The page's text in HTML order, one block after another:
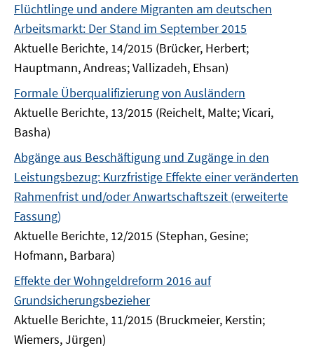
Flüchtlinge und andere Migranten am deutschen
Arbeitsmarkt: Der Stand im September 2015
Aktuelle Berichte, 14/2015 (Brücker, Herbert;
Hauptmann, Andreas; Vallizadeh, Ehsan)
Formale Überqualifizierung von Ausländern
Aktuelle Berichte, 13/2015 (Reichelt, Malte; Vicari,
Basha)
Abgänge aus Beschäftigung und Zugänge in den
Leistungsbezug: Kurzfristige Effekte einer veränderten
Rahmenfrist und/oder Anwartschaftszeit (erweiterte
Fassung)
Aktuelle Berichte, 12/2015 (Stephan, Gesine;
Hofmann, Barbara)
Effekte der Wohngeldreform 2016 auf
Grundsicherungsbezieher
Aktuelle Berichte, 11/2015 (Bruckmeier, Kerstin;
Wiemers, Jürgen)